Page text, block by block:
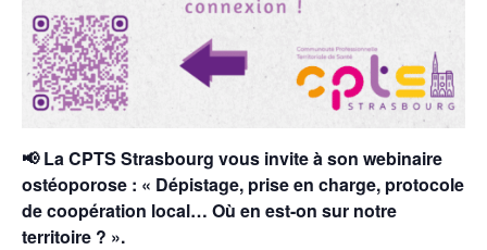
📢 La CPTS Strasbourg vous invite à son webinaire
ostéoporose : « Dépistage, prise en charge, protocole
de coopération local… Où en est-on sur notre
territoire ? ».